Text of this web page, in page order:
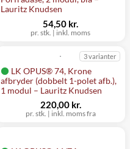
Lauritz Knudsen
pr. stk. | inkl. moms
54,50 kr.
LK OPUS® 74, Krone
afbryder (dobbelt 1-polet afb.),
1 modul – Lauritz Knudsen
3 varianter
pr. stk. | inkl. moms fra
220,00 kr.